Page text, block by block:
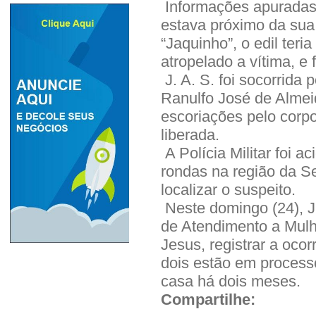
Informações
estava próximo da
“Jaquinho”, o edil
atropelado a vítima, e
J. A. S. foi socorrida
Ranulfo José de
escoriações pelo
liberada.
A Polícia Militar foi
rondas na região da
localizar o suspeito.
Neste domingo (24),
de Atendimento a
Jesus, registrar a
dois estão em
casa há dois meses.
Compartilhe: